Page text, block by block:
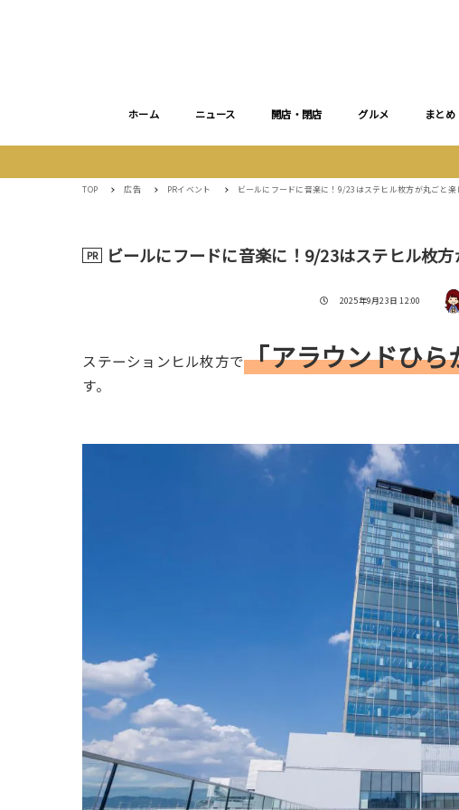
ホーム ニュース 開店・閉店 グルメ まとめ
TOP 広告 PRイベント ビールにフードに音楽に！9/23はステヒル枚方が丸ごと楽
PR ビールにフードに音楽に！9/23はステヒル枚
投稿日
2025年9月23日 12:00 著者
ステーションヒル枚方で「アラウンドひら
す。